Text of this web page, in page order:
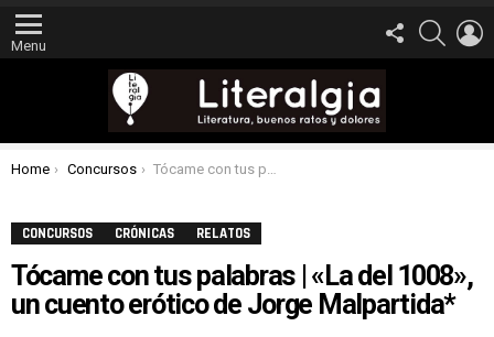
Menu
FOLLOW
US
SEARCH
You are here:
Home Concursos Tócame con tus palabras | «La del 1008», un cuento erótico de Jorge Malpartida*
CONCURSOS CRÓNICAS RELATOS
Tócame con tus palabras | «La del 1008»,
un cuento erótico de Jorge Malpartida*